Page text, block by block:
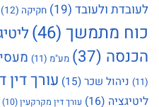
לעובדת ולעובד (19) חקיקה (12)
כוח מתמשך (46)
הכנסה (37) מע"מ (11)
(11)
ניהול שכר(15) עורך דין
ליטיגציה (16) עורך דין מקרקעין(10)